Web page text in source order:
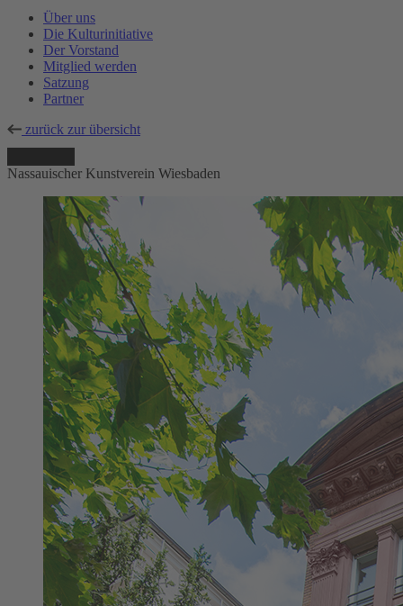
Über uns
Die Kulturinitiative
Der Vorstand
Mitglied werden
Satzung
Partner
zurück zur übersicht
Nassauischer Kunstverein Wiesbaden